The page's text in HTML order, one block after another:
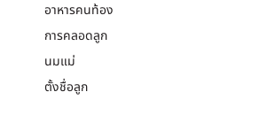
อาหารคนท้อง
การคลอดลูก
นมแม่
ตั้งชื่อลูก